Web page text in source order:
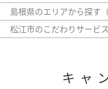
岡山県
広島県
山口県
島根県のエリアから探す（
松江市
松江市のこだわりサービ
キャ